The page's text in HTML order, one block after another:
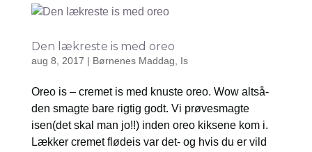
Den lækreste is med oreo
aug 8, 2017 | Børnenes Maddag Is
Oreo is – cremet is med knuste oreo. Wow altså-
den smagte bare rigtig godt. Vi prøvesmagte
isen(det skal man jo!!) inden oreo kiksene kom i.
Lækker cremet flødeis var det- og hvis du er vild